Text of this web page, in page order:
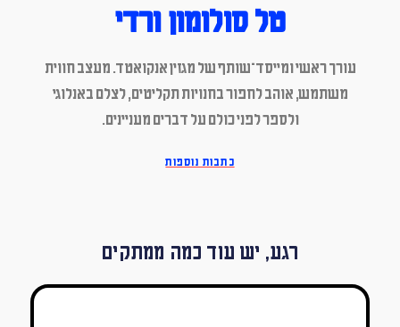
טל סולומון ורדי
עורך ראשי ומייסד־שותף של מגזין אנקואטד. מעצב חווית
משתמש, אוהב לחפור בחנויות תקליטים, לצלם באנלוגי
ולספר לפני כולם על דברים מעניינים.
כתבות נוספות
רגע, יש עוד כמה ממתקים